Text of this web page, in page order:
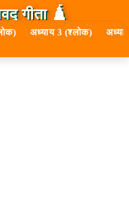
गीता 🛕
अध्याय 3 (श्लोक)